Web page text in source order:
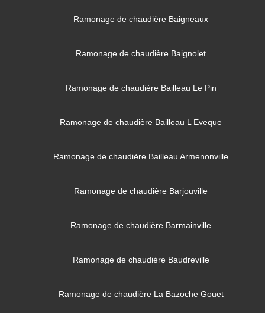
Ramonage de chaudière Baigneaux
Ramonage de chaudière Baignolet
Ramonage de chaudière Bailleau Le Pin
Ramonage de chaudière Bailleau L Eveque
Ramonage de chaudière Bailleau Armenonville
Ramonage de chaudière Barjouville
Ramonage de chaudière Barmainville
Ramonage de chaudière Baudreville
Ramonage de chaudière La Bazoche Gouet